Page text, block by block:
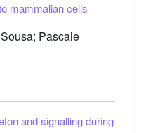
mammalian cells
Pascale
and signalling during